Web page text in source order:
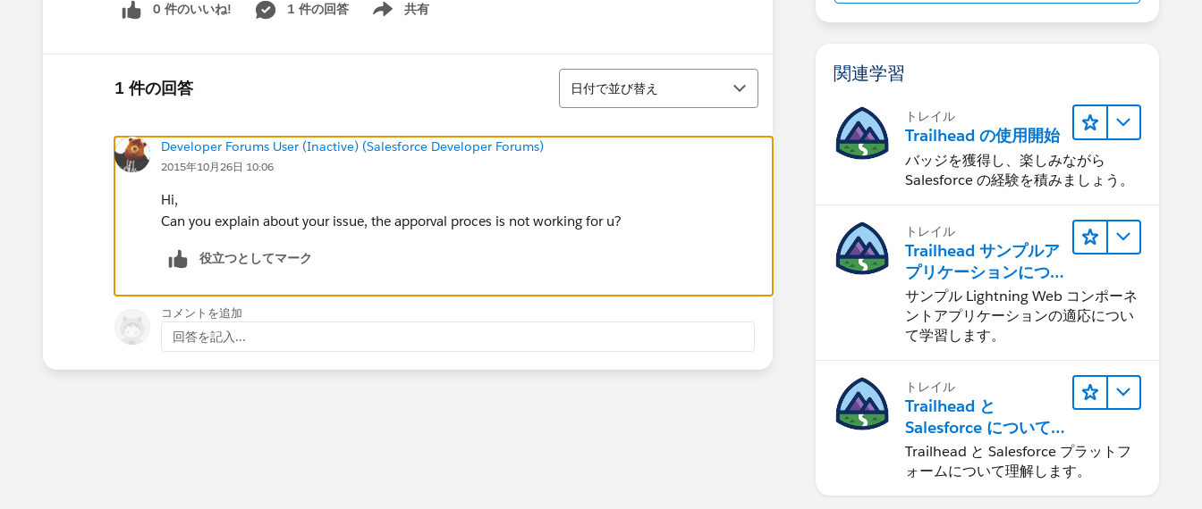
0 件のいいね! 1 件の回答 共有
Show menu
1 件の回答
並び替え
日付で並び替え
Developer Forums User (Inactive) (Salesforce Developer Forums)
2015年10月26日 10:06
Hi,
Can you explain about your issue, the apporval proces is not working for u?
役立つとしてマーク
コメントを追加
回答を記入...
関連学習
トレイル
Trailhead の使用開始
バッジを獲得し、楽しみながら
Salesforce の経験を積みましょう。
トレイル
Trailhead サンプルア
プリケーションにつ
いて知る
サンプル Lightning Web コンポーネ
ントアプリケーションの適応につい
て学習します。
トレイル
Trailhead と
Salesforce について
学ぶ
Trailhead と Salesforce プラットフ
ォームについて理解します。